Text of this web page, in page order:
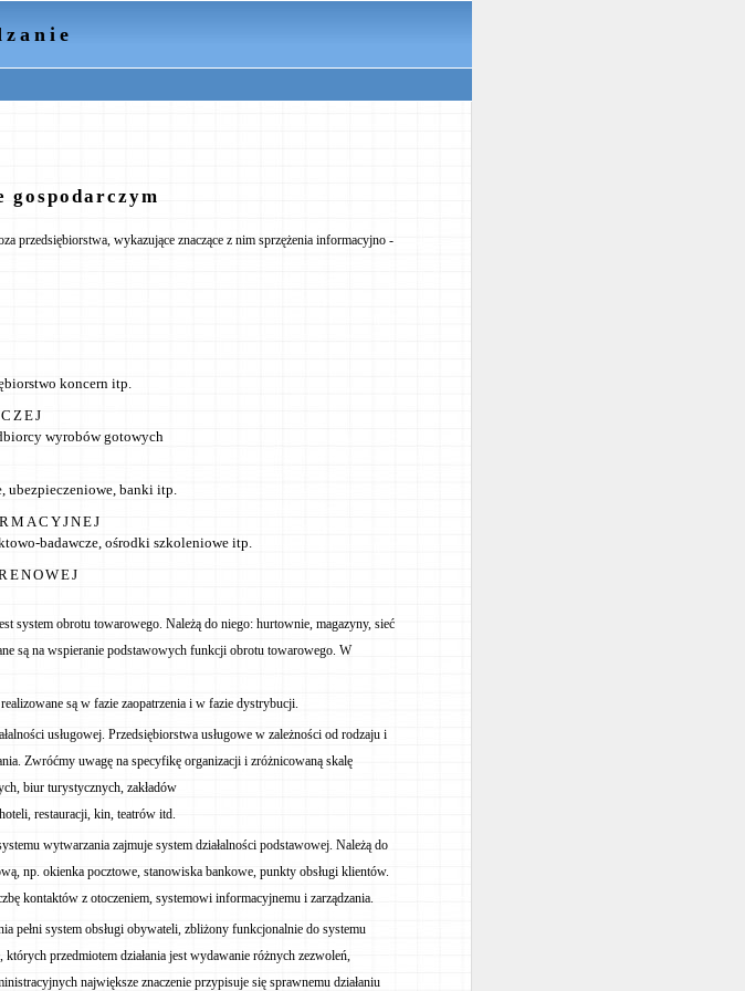
gospodarczym
przedsiębiorstwa, wykazujące znaczące z nim sprzężenia informacyjno -
koncern itp.
wyrobów gotowych
ubezpieczeniowe, banki itp.
badawcze, ośrodki szkoleniowe itp.
system obrotu towarowego. Należą do niego: hurtownie, magazyny, sieć
są na wspieranie podstawowych funkcji obrotu towarowego. W
są w fazie zaopatrzenia i w fazie dystrybucji.
usługowej. Przedsiębiorstwa usługowe w zależności od rodzaju i
Zwróćmy uwagę na specyfikę organizacji i zróżnicowaną skalę
biur turystycznych, zakładów
restauracji, kin, teatrów itd.
wytwarzania zajmuje system działalności podstawowej. Należą do
np. okienka pocztowe, stanowiska bankowe, punkty obsługi klientów.
kontaktów z otoczeniem, systemowi informacyjnemu i zarządzania.
pełni system obsługi obywateli, zbliżony funkcjonalnie do systemu
przedmiotem działania jest wydawanie różnych zezwoleń,
największe znaczenie przypisuje się sprawnemu działaniu